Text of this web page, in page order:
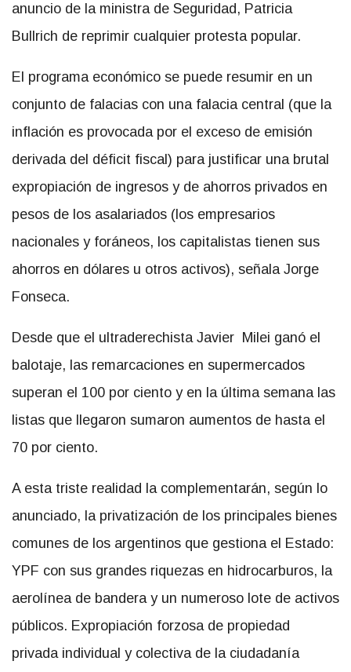
anuncio de la ministra de Seguridad, Patricia
Bullrich de reprimir cualquier protesta popular.
El programa económico se puede resumir en un
conjunto de falacias con una falacia central (que la
inflación es provocada por el exceso de emisión
derivada del déficit fiscal) para justificar una brutal
expropiación de ingresos y de ahorros privados en
pesos de los asalariados (los empresarios
nacionales y foráneos, los capitalistas tienen sus
ahorros en dólares u otros activos), señala Jorge
Fonseca.
Desde que el ultraderechista Javier Milei ganó el
balotaje, las remarcaciones en supermercados
superan el 100 por ciento y en la última semana las
listas que llegaron sumaron aumentos de hasta el
70 por ciento.
A esta triste realidad la complementarán, según lo
anunciado, la privatización de los principales bienes
comunes de los argentinos que gestiona el Estado:
YPF con sus grandes riquezas en hidrocarburos, la
aerolínea de bandera y un numeroso lote de activos
públicos. Expropiación forzosa de propiedad
privada individual y colectiva de la ciudadanía